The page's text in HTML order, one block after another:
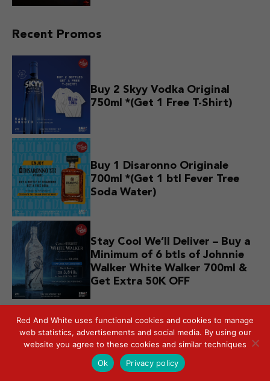
Recent Promos
Buy 2 Skyy Vodka Original
750ml *(Get 1 Free T-Shirt)
Buy 1 Disaronno Originale
700ml *(Get 1 btl Fever Tree
Soda Water)
Stay Cool We’ll Deliver – Buy a
Minimum of 6 btls of Johnnie
Walker White Walker 700ml &
Get Extra 50K OFF
Red And White uses functional cookies and cookies to manage
web statistics, advertisements and social media. By using our
website you agree to these cookies and similar techniques
Ok
Privacy policy